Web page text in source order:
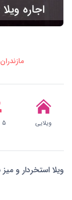
اجاره
مازندران
ویلایی 5 تا 7 نفر
ویلا استخردار و